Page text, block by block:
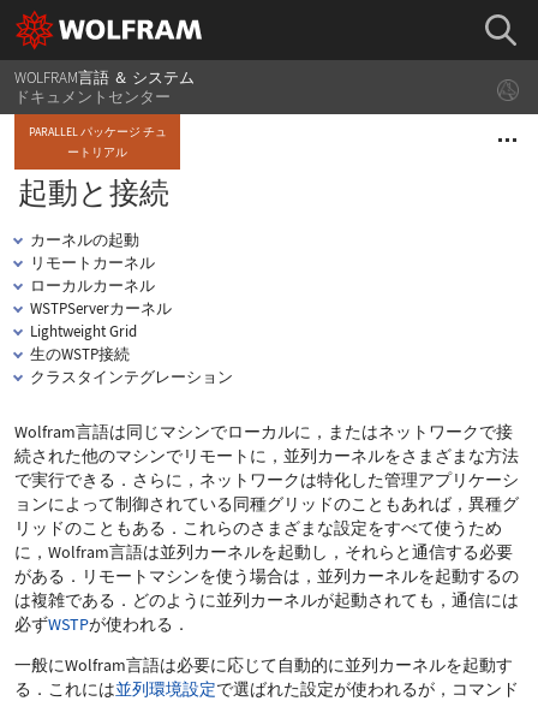
WOLFRAM言語 ＆ システム
ドキュメントセンター
PARALLEL パッケージ チュ
ートリアル
起動と接続
カーネルの起動
リモートカーネル
ローカルカーネル
WSTPServerカーネル
Lightweight Grid
生のWSTP接続
クラスタインテグレーション
Wolfram言語は同じマシンでローカルに，またはネットワークで接
続された他のマシンでリモートに，並列カーネルをさまざまな方法
で実行できる．さらに，ネットワークは特化した管理アプリケーシ
ョンによって制御されている同種グリッドのこともあれば，異種グ
リッドのこともある．これらのさまざまな設定をすべて使うため
に，Wolfram言語は並列カーネルを起動し，それらと通信する必要
がある．リモートマシンを使う場合は，並列カーネルを起動するの
は複雑である．どのように並列カーネルが起動されても，通信には
必ずWSTPが使われる．
一般にWolfram言語は必要に応じて自動的に並列カーネルを起動す
る．これには並列環境設定で選ばれた設定が使われるが，コマンド